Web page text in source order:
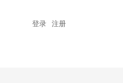
登录 注册